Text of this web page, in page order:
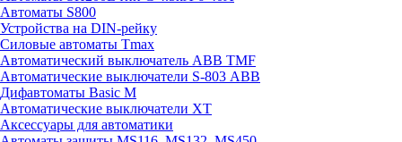
Автоматы S800
Устройства на DIN-рейку
Силовые автоматы Tmax
Автоматический выключатель ABB TMF
Автоматические выключатели S-803 АВВ
Дифавтоматы Basic M
Автоматические выключатели XT
Аксессуары для автоматики